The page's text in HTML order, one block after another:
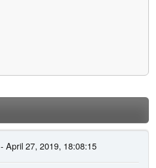
- April 27, 2019, 18:08:15